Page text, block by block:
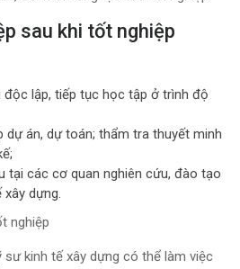
sau khi tốt nghiệp
độc lập, tiếp tục học tập ở trình độ
dự án, dự toán; thẩm tra thuyết minh
tại các cơ quan nghiên cứu, đào tạo
xây dựng.
nghiệp
sư kinh tế xây dựng có thể làm việc